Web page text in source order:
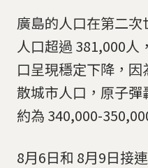
廣島的人口在第二次
人口超過 381,000人
口呈現穩定下降，
散城市人口，原子
約為 340,000-
8月6日和 8月9日接